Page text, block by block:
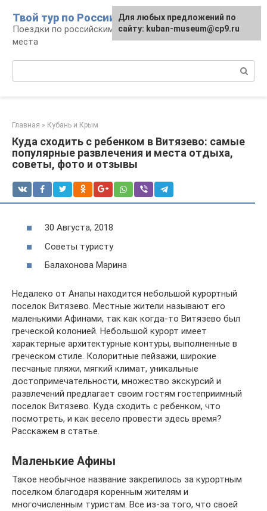
контенту
Твой тур по России
Поездки по российским городам, маршруты и
места
Главная » Кубань и Крым
Куда сходить с ребенком в Витязево: самые
популярные развлечения и места отдыха,
советы, фото и отзывы
30 Августа, 2018
Советы туристу
Балахонова Марина
Недалеко от Анапы находится небольшой курортный
поселок Витязево. Местные жители называют его
маленькими Афинами, так как когда-то Витязево был
греческой колонией. Небольшой курорт имеет
характерные архитектурные контуры, выполненные в
греческом стиле. Колоритные пейзажи, широкие
песчаные пляжи, мягкий климат, уникальные
достопримечательности, множество экскурсий и
развлечений предлагает своим гостям гостеприимный
поселок Витязево. Куда сходить с ребенком, что
посмотреть, и как весело провести здесь время?
Расскажем в статье.
Маленькие Афины
Такое необычное название закрепилось за курортным
поселком благодаря коренным жителям и
многочисленным туристам. Все из-за того, что своей
Для любых предложений по
сайту: kuban-museum@cp9.ru